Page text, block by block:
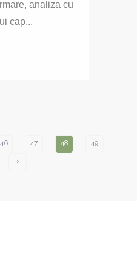
analiza cu
cap...
46 47 48 49
›